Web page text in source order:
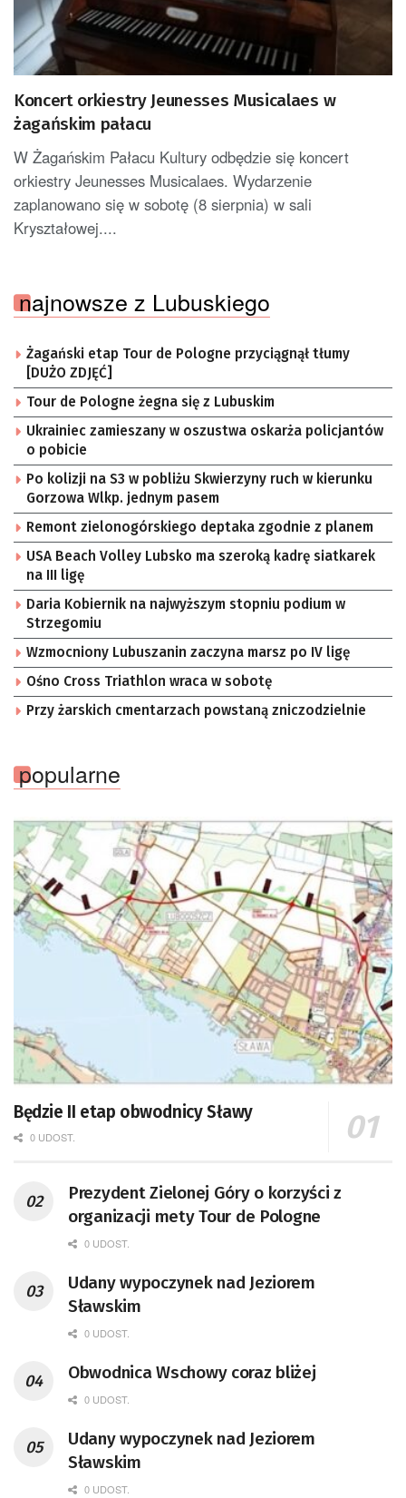
Koncert orkiestry Jeunesses Musicalaes w
żagańskim pałacu
W Żagańskim Pałacu Kultury odbędzie się koncert
orkiestry Jeunesses Musicalaes. Wydarzenie
zaplanowano się w sobotę (8 sierpnia) w sali
Kryształowej....
najnowsze z Lubuskiego
Żagański etap Tour de Pologne przyciągnął tłumy
[DUŻO ZDJĘĆ]
Tour de Pologne żegna się z Lubuskim
Ukrainiec zamieszany w oszustwa oskarża policjantów
o pobicie
Po kolizji na S3 w pobliżu Skwierzyny ruch w kierunku
Gorzowa Wlkp. jednym pasem
Remont zielonogórskiego deptaka zgodnie z planem
USA Beach Volley Lubsko ma szeroką kadrę siatkarek
na III ligę
Daria Kobiernik na najwyższym stopniu podium w
Strzegomiu
Wzmocniony Lubuszanin zaczyna marsz po IV ligę
Ośno Cross Triathlon wraca w sobotę
Przy żarskich cmentarzach powstaną zniczodzielnie
popularne
Będzie II etap obwodnicy Sławy
0 UDOST.
Prezydent Zielonej Góry o korzyści z
organizacji mety Tour de Pologne
0 UDOST.
Udany wypoczynek nad Jeziorem
Sławskim
0 UDOST.
Obwodnica Wschowy coraz bliżej
0 UDOST.
Udany wypoczynek nad Jeziorem
Sławskim
0 UDOST.